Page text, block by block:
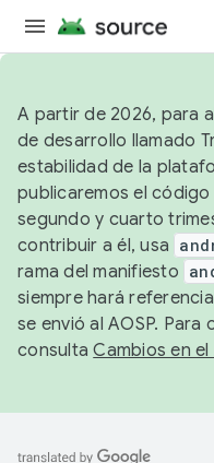
A partir de 2026, para
de desarrollo llamado
estabilidad de la
publicaremos el código
segundo y cuarto
contribuir a él, usa
rama del manifiesto
siempre hará
se envió al AOSP.
consultaCambios en el